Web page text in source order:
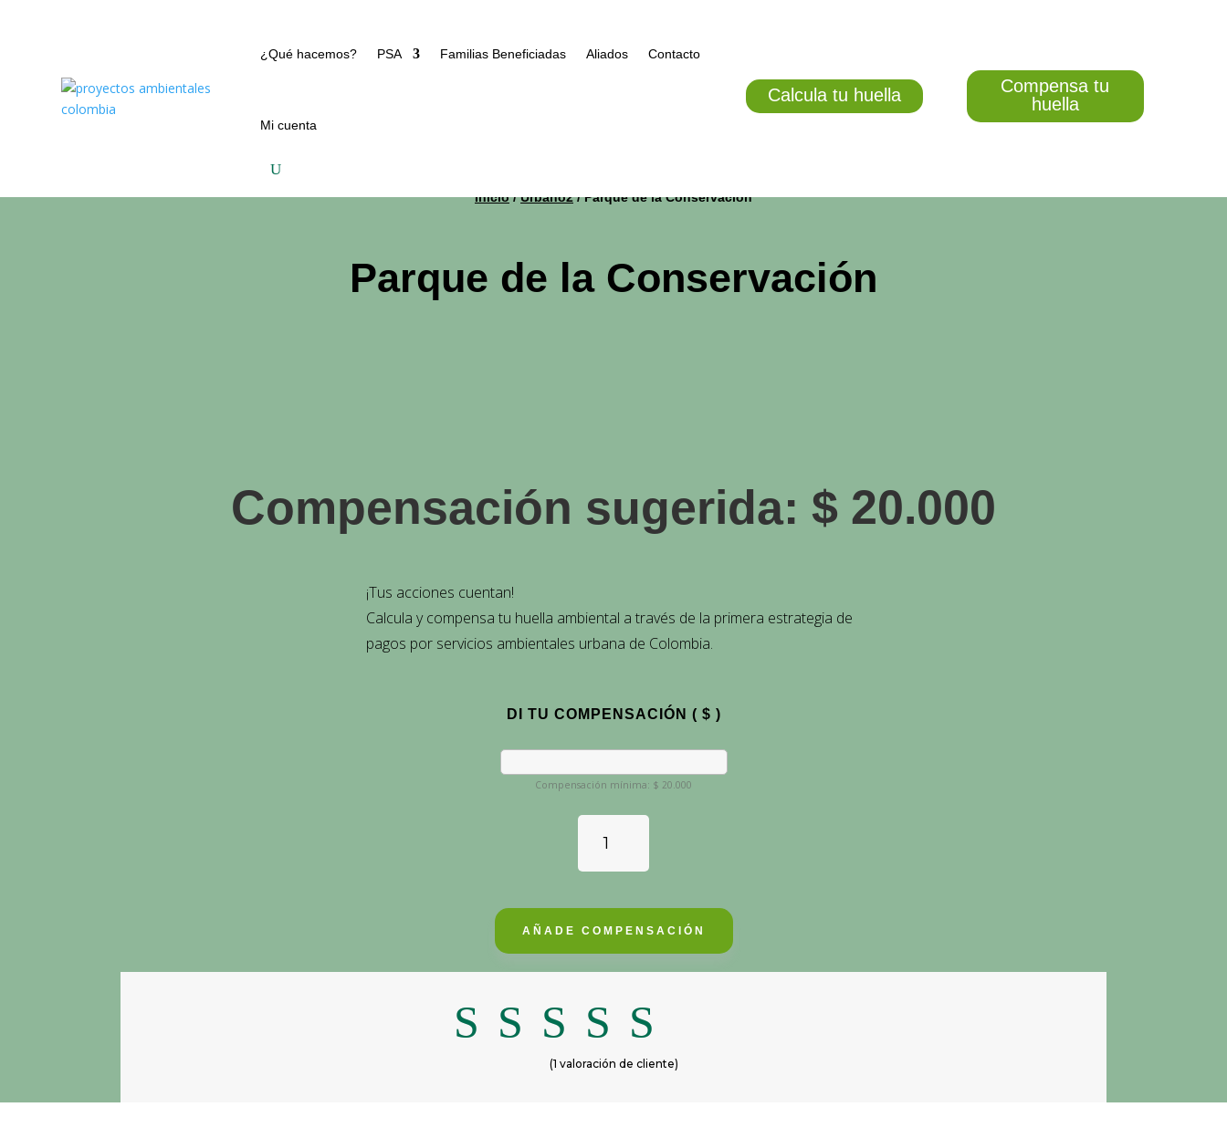
¿Qué hacemos? PSA Familias Beneficiadas Aliados Contacto
Mi cuenta
Calcula tu huella
Compensa tu
huella
Inicio/Urbano2/ Parque de la Conservación
Parque de la Conservación
Compensación sugerida: $ 20.000
¡Tus acciones cuentan!
Calcula y compensa tu huella ambiental a través de la primera estrategia de
pagos por servicios ambientales urbana de Colombia.
DI TU COMPENSACIÓN ( $ )
Compensación mínima: $ 20.000
CANTIDAD
AÑADE COMPENSACIÓN
(1 valoración de cliente)